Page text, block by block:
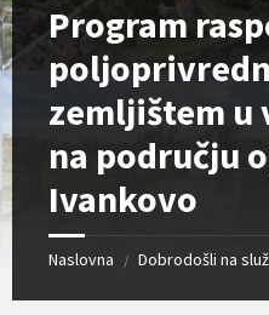
Program
zemljištem u
na području
Ivankovo
Naslovna / Dobrodošli na